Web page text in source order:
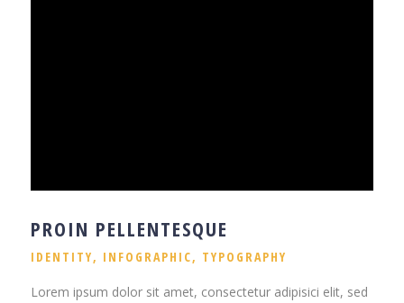
PROIN PELLENTESQUE
IDENTITY, INFOGRAPHIC, TYPOGRAPHY
Lorem ipsum dolor sit amet, consectetur adipisici elit, sed